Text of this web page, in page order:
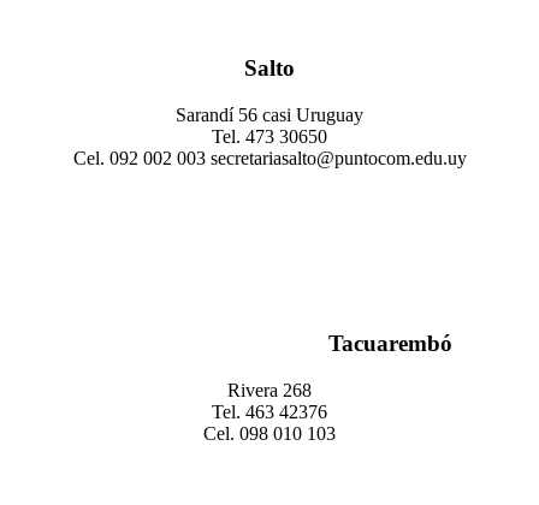
Salto
Sarandí 56 casi Uruguay
Tel. 473 30650
Cel. 092 002 003 secretariasalto@puntocom.edu.uy
Tacuarembó
Rivera 268
Tel. 463 42376
Cel. 098 010 103